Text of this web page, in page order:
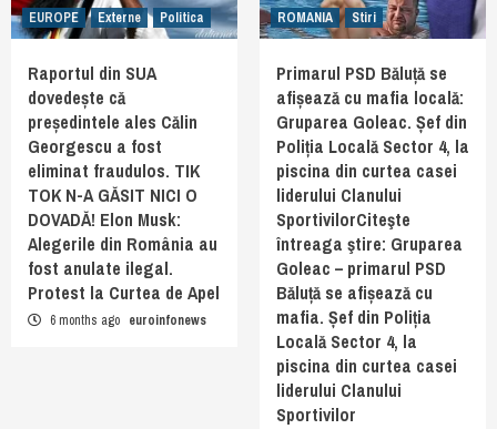
EUROPE Externe Politica
Raportul din SUA
dovedește că
președintele ales Călin
Georgescu a fost
eliminat fraudulos. TIK
TOK N-A GĂSIT NICI O
DOVADĂ! Elon Musk:
Alegerile din România au
fost anulate ilegal.
Protest la Curtea de Apel
6 months ago euroinfonews
ROMANIA Stiri
Primarul PSD Băluță se
afișează cu mafia locală:
Gruparea Goleac. Șef din
Poliția Locală Sector 4, la
piscina din curtea casei
liderului Clanului
SportivilorCiteşte
întreaga ştire: Gruparea
Goleac – primarul PSD
Băluță se afișează cu
mafia. Șef din Poliția
Locală Sector 4, la
piscina din curtea casei
liderului Clanului
Sportivilor